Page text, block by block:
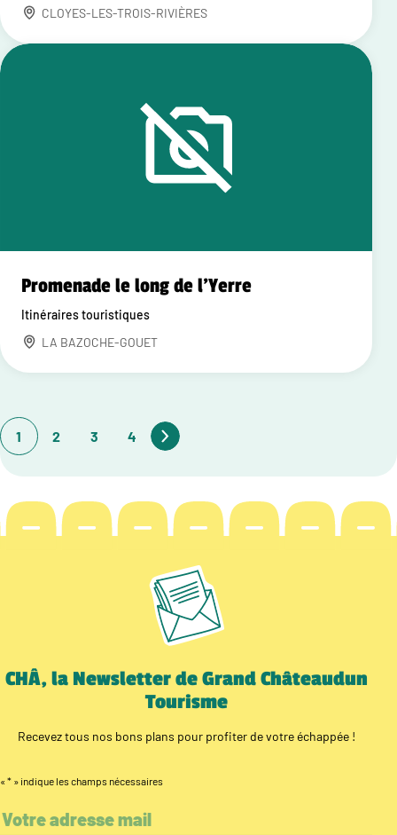
CLOYES-LES-TROIS-RIVIÈRES
Promenade le long de l'Yerre
Itinéraires touristiques
LA BAZOCHE-GOUET
1 2 3 4
CHÂ, la Newsletter de Grand Châteaudun
Tourisme
Recevez tous nos bons plans pour profiter de votre échappée !
« * » indique les champs nécessaires